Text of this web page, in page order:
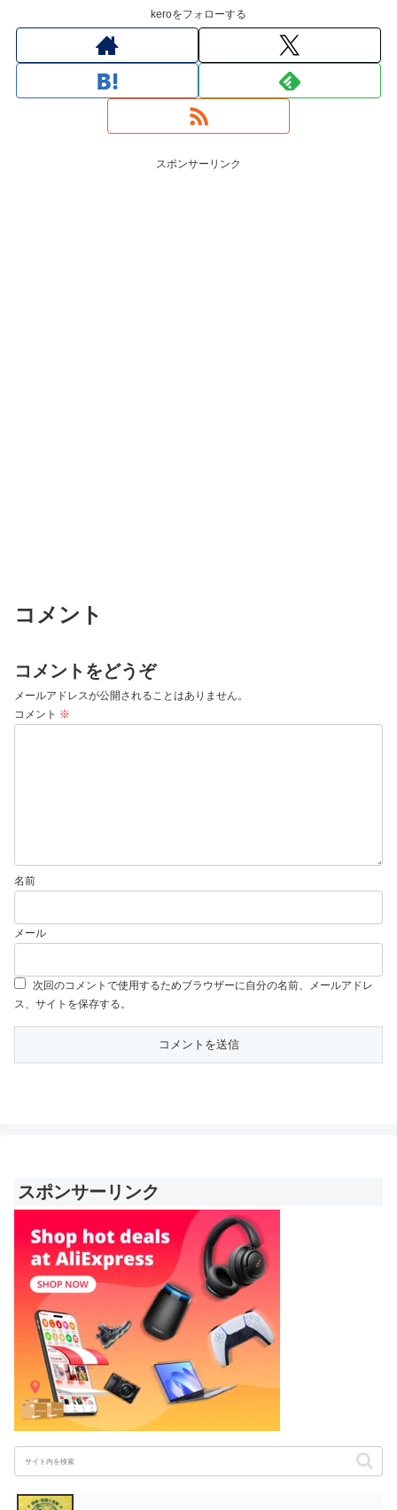
keroをフォローする
スポンサーリンク
コメント
コメントをどうぞ
メールアドレスが公開されることはありません。
コメント ※
名前
メール
次回のコメントで使用するためブラウザーに自分の名前、メールアドレ
ス、サイトを保存する。
スポンサーリンク